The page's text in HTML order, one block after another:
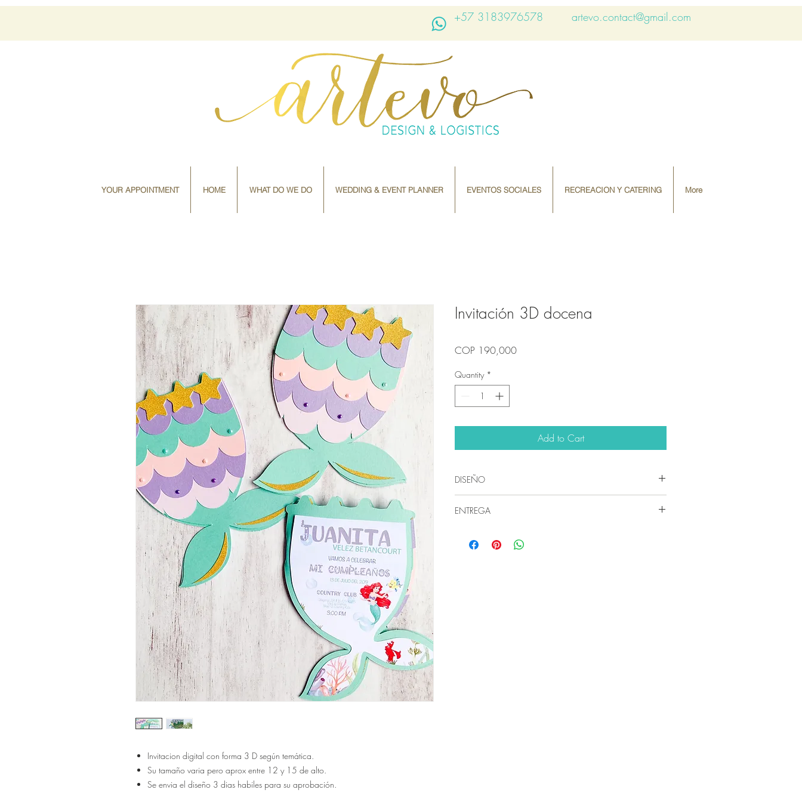
+57 3183976578 artevo.contact@gmail.com
YOUR APPOINTMENT HOME WHAT DO WE DO WEDDING & EVENT PLANNER EVENTOS SOCIALES RECREACION Y CATERING More
Invitacion digital con forma 3 D según temática.
Su tamaño varia pero aprox entre 12 y 15 de alto.
Se envia el diseño 3 dias habiles para su aprobación.
Invitación 3D docena
COP 190,000Price
Quantity *
Add to Cart
DISEÑO
empresa Artevo Design.
temática se personaliza y queda al gusto del diseñador.
ENTREGA
habiles.